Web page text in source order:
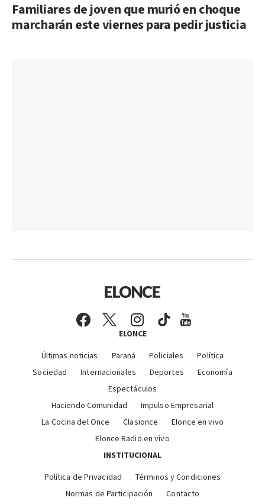
Familiares de joven que murió en choque
marcharán este viernes para pedir justicia
ELONCE
Últimas noticias Paraná Policiales
Política
Sociedad
Internacionales Deportes
Economía
Espectáculos
Haciendo Comunidad
Impulso Empresarial
La Cocina del Once
Clasionce
Elonce en vivo
Elonce Radio en vivo
INSTITUCIONAL
Política de Privacidad
Términos y Condiciones
Normas de Participación
Contacto